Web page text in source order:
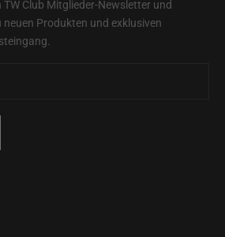
TW Club Mitglieder-Newsletter und
neuen Produkten und exklusiven